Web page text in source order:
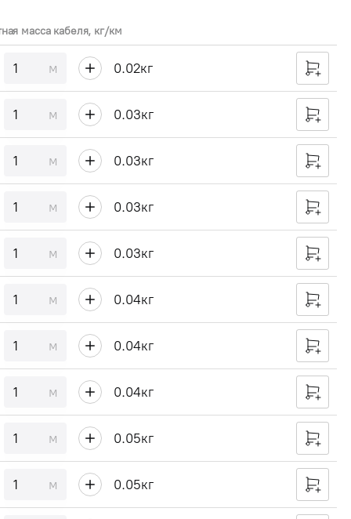
масса кабеля, кг/км
м 0.02кг
м 0.03кг
м 0.03кг
м 0.03кг
м 0.03кг
м 0.04кг
м 0.04кг
м 0.04кг
м 0.05кг
м 0.05кг